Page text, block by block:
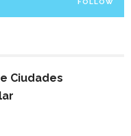
FOLLOW
Ciudades